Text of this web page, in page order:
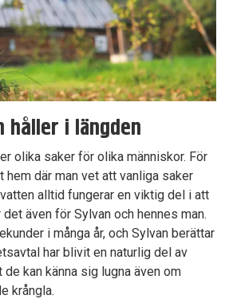
håller i längden
olika saker för olika människor. För
hem där man vet att vanliga saker
alltid fungerar en viktig del i att
även för Sylvan och hennes man.
i många år, och Sylvan berättar
har blivit en naturlig del av
kan känna sig lugna även om
krångla.